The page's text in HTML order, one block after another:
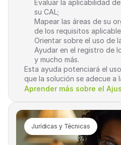
Lo que aprenderás en esta
Participe en este debate
riesgos regulatorios, mitigar
gobernanza sólida para todo el
estructuras.
Evaluar la aplicabilidad
su CAL;
Mapear las áreas de su
de los requisitos
Orientar sobre el uso de
Ayudar en el registro de
y mucho más.
Esta ayuda potenciará el
que la solución se adecue a
Aprender más sobre el
Jurídicas y Técnicas